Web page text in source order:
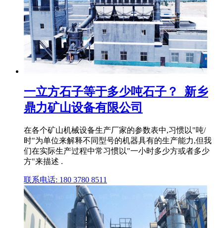
一立方石子等于多少吨石子？_新乡
鼎力矿山设备有限公司
在各个矿山机械设备生产厂家的参数表中,习惯以"吨/
时"为单位来解释不同型号的机器具有的生产能力,但我
们在实际生产过程中常习惯以"一小时多少方或者多少
方"来描述 .
联系电话: 180 3780 8511